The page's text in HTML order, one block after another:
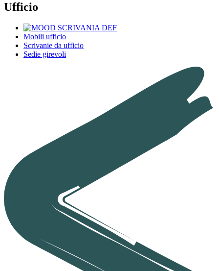
Ufficio
Mobili ufficio
Scrivanie da ufficio
Sedie girevoli